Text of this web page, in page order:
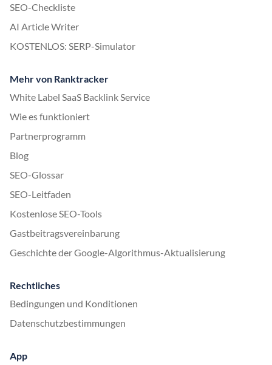
SEO-Checkliste
AI Article Writer
KOSTENLOS: SERP-Simulator
Mehr von Ranktracker
White Label SaaS Backlink Service
Wie es funktioniert
Partnerprogramm
Blog
SEO-Glossar
SEO-Leitfaden
Kostenlose SEO-Tools
Gastbeitragsvereinbarung
Geschichte der Google-Algorithmus-Aktualisierung
Rechtliches
Bedingungen und Konditionen
Datenschutzbestimmungen
App